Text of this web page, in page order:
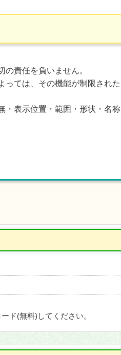
責任を負いません。
っては、その機能が制限された
・表示位置・範囲・形状・名称
ド(無料)してください。